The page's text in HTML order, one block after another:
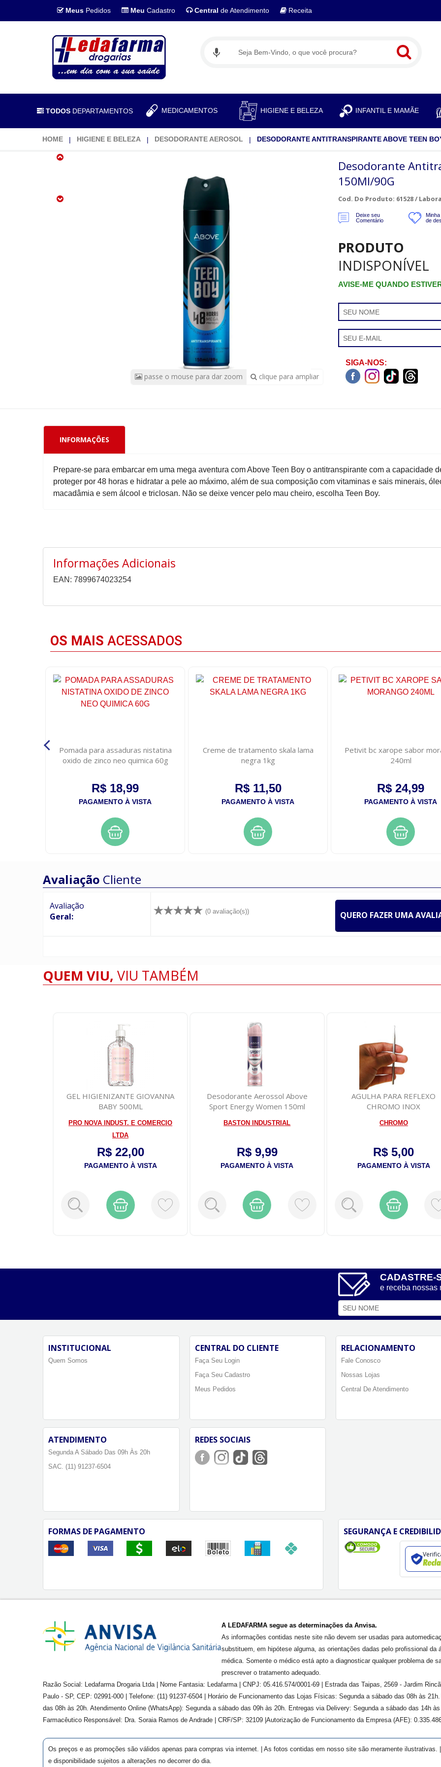
Meus Pedidos Meu Cadastro Central de Atendimento Receita
TODOS DEPARTAMENTOS MEDICAMENTOS HIGIENE E BELEZA INFANTIL E MAMÃE
HOME HIGIENE E BELEZA DESODORANTE AEROSOL DESODORANTE ANTITRANSPIRANTE ABOVE TEEN
Desodorante
Above
passe o mouse para dar zoom clique para ampliar
Desodorante
150Ml/90G
Cod. Do Produto: 61528 /
Deixe seu
Comentário
de
PRODUTO
INDISPONÍVEL
AVISE-ME QUANDO
SIGA-NOS:
INFORMAÇÕES
Prepare-se para embarcar em uma mega aventura com Above Teen Boy o antitranspirante com a capacidade
proteger por 48 horas e hidratar a pele ao máximo, além de sua composição com vitaminas e sais minerais,
macadâmia e sem álcool e triclosan. Não se deixe vencer pelo mau cheiro, escolha Teen Boy.
Informações Adicionais
EAN: 7899674023254
OS MAIS ACESSADOS
Pomada para assaduras nistatina
oxido de zinco neo quimica 60g
R$ 18,99
PAGAMENTO À VISTA
Creme de tratamento skala lama
negra 1kg
R$ 11,50
PAGAMENTO À VISTA
Petivit bc xarope sabor
240ml
R$ 24,99
PAGAMENTO À VISTA
Avaliação Cliente
Avaliação
Geral:
(0 avaliação(s)) QUERO FAZER UMA
QUEM VIU, VIU TAMBÉM
GEL HIGIENIZANTE GIOVANNA
BABY 500ML
PRO NOVA INDUST. E COMERCIO
LTDA
R$ 22,00
PAGAMENTO À VISTA
Desodorante Aerossol Above
Sport Energy Women 150ml
BASTON INDUSTRIAL
R$ 9,99
PAGAMENTO À VISTA
AGULHA PARA REFLEXO
CHROMO INOX
CHROMO
R$ 5,00
PAGAMENTO À VISTA
CADASTRE-
e receba nossas
INSTITUCIONAL
Quem Somos
CENTRAL DO CLIENTE
Faça Seu Login
Faça Seu Cadastro
Meus Pedidos
RELACIONAMENTO
Fale Conosco
Nossas Lojas
Central De Atendimento
ATENDIMENTO
Segunda A Sábado Das 09h Às 20h
SAC. (11) 91237-6504
REDES SOCIAIS
FORMAS DE PAGAMENTO SEGURANÇA E
A LEDAFARMA segue as determinações da Anvisa.
As informações contidas neste site não devem ser usadas para
substituem, em hipótese alguma, as orientações dadas pelo profissional da
médica. Somente o médico está apto a diagnosticar qualquer problema de
prescrever o tratamento adequado.
Razão Social: Ledafarma Drogaria Ltda | Nome Fantasia: Ledafarma | CNPJ: 05.416.574/0001-69 | Estrada das Taipas, 2569 - Jardim
Paulo - SP, CEP: 02991-000 | Telefone: (11) 91237-6504 | Horário de Funcionamento das Lojas Físicas: Segunda a sábado das 08h às
das 08h às 20h. Atendimento Online (WhatsApp): Segunda a sábado das 09h às 20h. Entregas via Delivery: Segunda a sábado das 14h
Farmacêutico Responsável: Dra. Soraia Ramos de Andrade | CRF/SP: 32109 |Autorização de Funcionamento da Empresa (AFE):
Os preços e as promoções são válidos apenas para compras via internet. | As fotos contidas em nosso site são meramente ilustrativas.
e disponibilidade sujeitos a alterações no decorrer do dia.